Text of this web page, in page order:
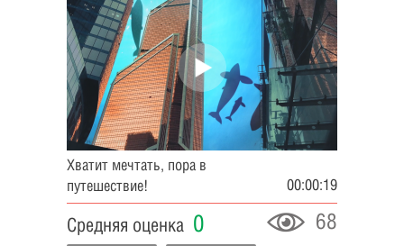
Хватит мечтать, пора в
путешествие!
00:00:19
Средняя оценка 0 68